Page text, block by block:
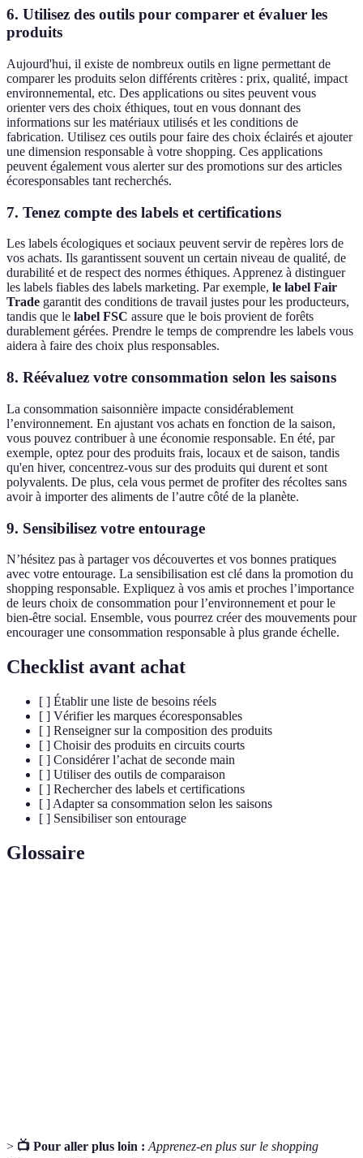
6. Utilisez des outils pour comparer et évaluer les
produits
Aujourd'hui, il existe de nombreux outils en ligne permettant de
comparer les produits selon différents critères : prix, qualité, impact
environnemental, etc. Des applications ou sites peuvent vous
orienter vers des choix éthiques, tout en vous donnant des
informations sur les matériaux utilisés et les conditions de
fabrication. Utilisez ces outils pour faire des choix éclairés et ajouter
une dimension responsable à votre shopping. Ces applications
peuvent également vous alerter sur des promotions sur des articles
écoresponsables tant recherchés.
7. Tenez compte des labels et certifications
Les labels écologiques et sociaux peuvent servir de repères lors de
vos achats. Ils garantissent souvent un certain niveau de qualité, de
durabilité et de respect des normes éthiques. Apprenez à distinguer
les labels fiables des labels marketing. Par exemple, le label Fair
Trade garantit des conditions de travail justes pour les producteurs,
tandis que le label FSC assure que le bois provient de forêts
durablement gérées. Prendre le temps de comprendre les labels vous
aidera à faire des choix plus responsables.
8. Réévaluez votre consommation selon les saisons
La consommation saisonnière impacte considérablement
l’environnement. En ajustant vos achats en fonction de la saison,
vous pouvez contribuer à une économie responsable. En été, par
exemple, optez pour des produits frais, locaux et de saison, tandis
qu'en hiver, concentrez-vous sur des produits qui durent et sont
polyvalents. De plus, cela vous permet de profiter des récoltes sans
avoir à importer des aliments de l’autre côté de la planète.
9. Sensibilisez votre entourage
N’hésitez pas à partager vos découvertes et vos bonnes pratiques
avec votre entourage. La sensibilisation est clé dans la promotion du
shopping responsable. Expliquez à vos amis et proches l’importance
de leurs choix de consommation pour l’environnement et pour le
bien-être social. Ensemble, vous pourrez créer des mouvements pour
encourager une consommation responsable à plus grande échelle.
Checklist avant achat
[ ] Établir une liste de besoins réels
[ ] Vérifier les marques écoresponsables
[ ] Renseigner sur la composition des produits
[ ] Choisir des produits en circuits courts
[ ] Considérer l’achat de seconde main
[ ] Utiliser des outils de comparaison
[ ] Rechercher des labels et certifications
[ ] Adapter sa consommation selon les saisons
[ ] Sensibiliser son entourage
Glossaire
> 📺 Pour aller plus loin : Apprenez-en plus sur le shopping